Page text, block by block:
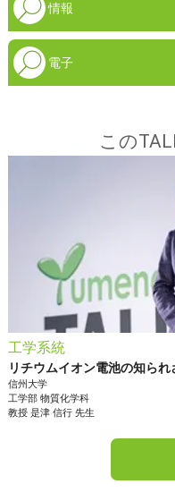
情報
電子
この
工学系統
リチウムイオン電池の知られ
信州大学
工学部 物質化学科
教授 是津 信行先生